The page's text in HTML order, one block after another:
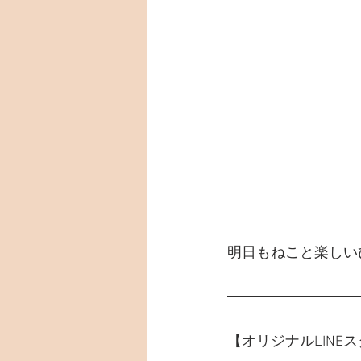
明日もねこと楽し
【オリジナルLINEス